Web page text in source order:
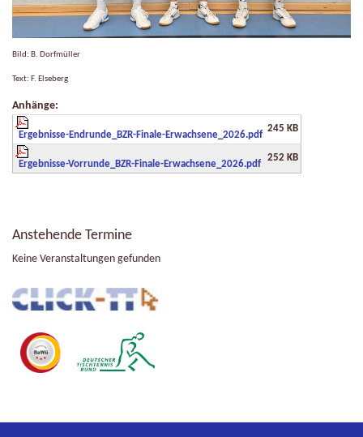
Bild: B. Dorfmüller
Text: F. Elseberg
Anhänge:
Ergebnisse-Endrunde_BZR-Finale-Erwachsene_2026.pdf
245 KB
Ergebnisse-Vorrunde_BZR-Finale-Erwachsene_2026.pdf
252 KB
Anstehende Termine
Keine Veranstaltungen gefunden